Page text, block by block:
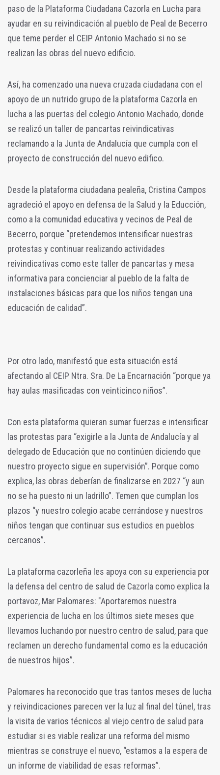
paso de la Plataforma Ciudadana Cazorla en Lucha para
ayudar en su reivindicación al pueblo de Peal de Becerro
que teme perder el CEIP Antonio Machado si no se
realizan las obras del nuevo edificio.
Así, ha comenzado una nueva cruzada ciudadana con el
apoyo de un nutrido grupo de la plataforma Cazorla en
lucha a las puertas del colegio Antonio Machado, donde
se realizó un taller de pancartas reivindicativas
reclamando a la Junta de Andalucía que cumpla con el
proyecto de construcción del nuevo edifico.
Desde la plataforma ciudadana pealeña, Cristina Campos
agradeció el apoyo en defensa de la Salud y la Educción,
como a la comunidad educativa y vecinos de Peal de
Becerro, porque “pretendemos intensificar nuestras
protestas y continuar realizando actividades
reivindicativas como este taller de pancartas y mesa
informativa para concienciar al pueblo de la falta de
instalaciones básicas para que los niños tengan una
educación de calidad”.
Por otro lado, manifestó que esta situación está
afectando al CEIP Ntra. Sra. De La Encarnación “porque ya
hay aulas masificadas con veinticinco niños”.
Con esta plataforma quieran sumar fuerzas e intensificar
las protestas para “exigirle a la Junta de Andalucía y al
delegado de Educación que no continúen diciendo que
nuestro proyecto sigue en supervisión”. Porque como
explica, las obras deberían de finalizarse en 2027 “y aun
no se ha puesto ni un ladrillo”. Temen que cumplan los
plazos “y nuestro colegio acabe cerrándose y nuestros
niños tengan que continuar sus estudios en pueblos
cercanos”.
La plataforma cazorleña les apoya con su experiencia por
la defensa del centro de salud de Cazorla como explica la
portavoz, Mar Palomares: "Aportaremos nuestra
experiencia de lucha en los últimos siete meses que
llevamos luchando por nuestro centro de salud, para que
reclamen un derecho fundamental como es la educación
de nuestros hijos”.
Palomares ha reconocido que tras tantos meses de lucha
y reivindicaciones parecen ver la luz al final del túnel, tras
la visita de varios técnicos al viejo centro de salud para
estudiar si es viable realizar una reforma del mismo
mientras se construye el nuevo, “estamos a la espera de
un informe de viabilidad de esas reformas”.